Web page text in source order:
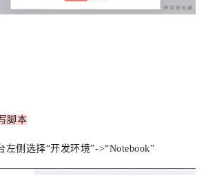
脚本
左侧选择“开发环境”->“Notebook”